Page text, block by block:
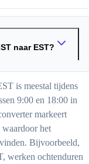
naar EST?
is meestal tijdens
9:00 en 18:00 in
markeert
waardoor het
Bijvoorbeeld,
werken ochtenduren